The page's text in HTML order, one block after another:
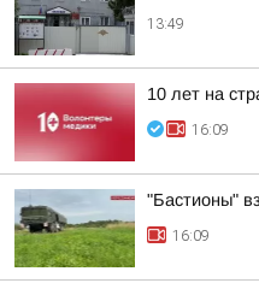
13:49
10 лет на
16:09
"Бастионы"
16:09